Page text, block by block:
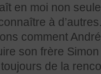
en moi non
à
comment
son frère
de la